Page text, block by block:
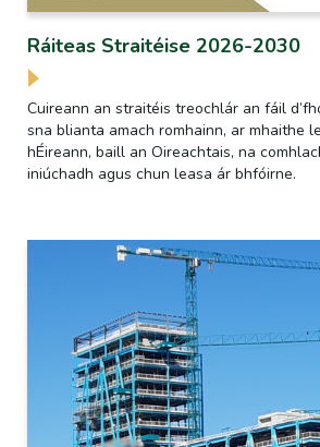
Ráiteas Straitéise 2026-2030
Cuireann an straitéis treochlár an fáil
sna blianta amach romhainn, ar mhaithe
hÉireann, baill an Oireachtais, na
iniúchadh agus chun leasa ár bhfóirne.